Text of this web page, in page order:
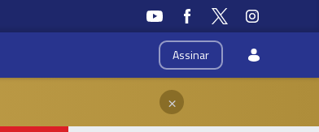
Assinar
×